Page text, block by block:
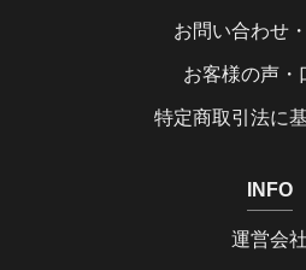
お問い合わせ
お客様の声・
特定商取引法に
INFO
運営会社